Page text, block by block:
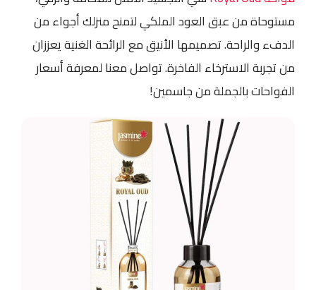
مستوحاة من عبق العود الملكي لتمنح منزلك أجواء من
الدفء والراحة. تصميمها الأنيق مع الرائحة الغنية يعززان
من تجربة الاسترخاء الفاخرة. تواصل معنا لمعرفة أسعار
الفواحات بالجملة من جاسمين!